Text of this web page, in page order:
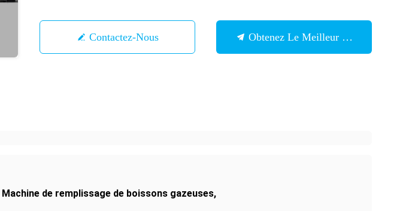
Contactez-Nous Obtenez Le Meilleur Prix
Machine de remplissage de boissons gazeuses,